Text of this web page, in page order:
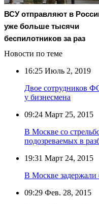
ВСУ отправляют в
уже больше тысячи
беспилотников за раз
Новости по теме
16:25 Июль 2, 2019
Двое сотрудников
у бизнесмена
09:24 Март 25, 2015
В Москве со
подозреваемых в
19:31 Март 24, 2015
В Москве задержали
09:29 Фев. 28, 2015